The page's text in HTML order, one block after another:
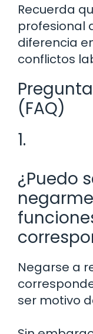
Recuerda
profesional
diferencia
conflictos
(FAQ)
1.
¿Puedo
Negarse a
ser motivo